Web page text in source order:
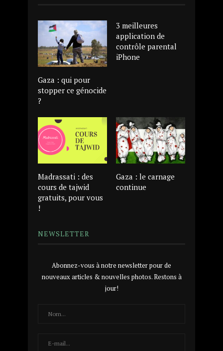
Gaza : qui pour
stopper ce génocide
?
3 meilleures
application de
contrôle parental
iPhone
Madrassati : des
cours de tajwid
gratuits, pour vous
!
Gaza : le carnage
continue
NEWSLETTER
Abonnez-vous à notre newsletter pour de
nouveaux articles & nouvelles photos. Restons à
jour!